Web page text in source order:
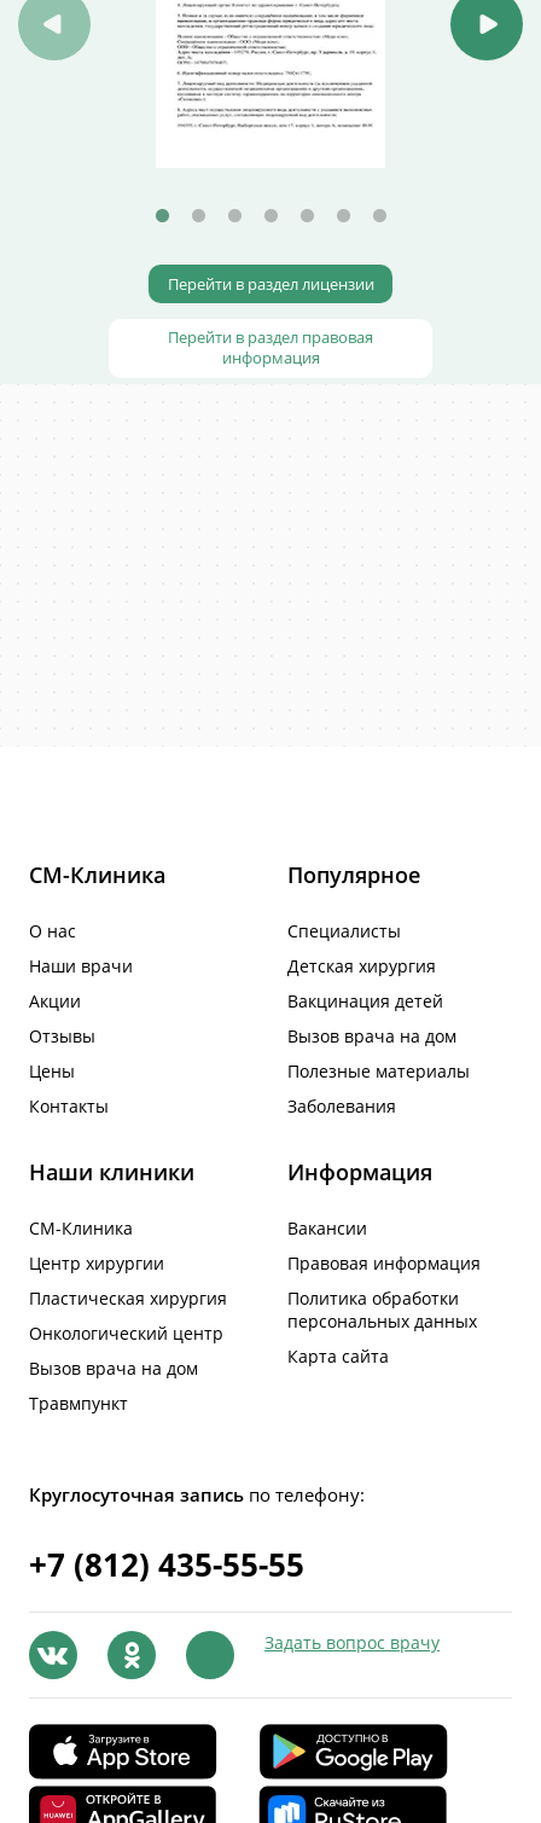
Перейти в раздел лицензии
Перейти в раздел правовая
информация
СМ-Клиника
О нас
Наши врачи
Акции
Отзывы
Цены
Контакты
Популярное
Специалисты
Детская хирургия
Вакцинация детей
Вызов врача на дом
Полезные материалы
Заболевания
Наши клиники
СМ-Клиника
Центр хирургии
Пластическая хирургия
Онкологический центр
Вызов врача на дом
Травмпункт
Информация
Вакансии
Правовая информация
Политика обработки
персональных данных
Карта сайта
Круглосуточная запись по телефону:
+7 (812) 435-55-55
Задать вопрос врачу